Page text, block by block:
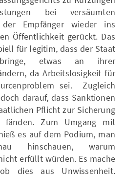
bei versäumten
der Empfänger wieder ins
Öffentlichkeit gerückt. Das
für legitim, dass der Staat
etwas an ihrer
da Arbeitslosigkeit für
sei. Zugleich
darauf, dass Sanktionen
Pflicht zur Sicherung
fänden. Zum Umgang mit
es auf dem Podium, man
hinschauen, warum
erfüllt würden. Es mache
dies aus Unwissenheit,